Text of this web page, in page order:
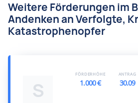
Weitere Förderungen im
Andenken an Verfolgte,
Katastrophenopfer
S
FÖRDERHÖHE
1.000 €
ANTRAG
30.09